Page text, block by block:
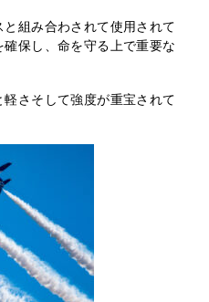
組み合わされて使用されて
保し、命を守る上で重要な
さそして強度が重宝されて